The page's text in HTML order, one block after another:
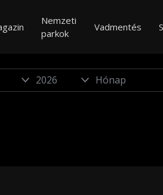
Nemzeti
parkok
Vadmentés